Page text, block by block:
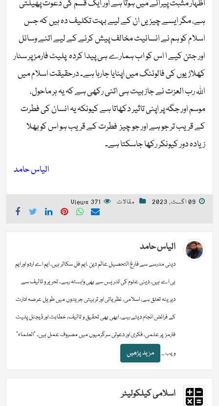
اظہار مثبت پیرائے میں ہوتا ہے اور ایک قسم کی دعوت پھیلتی
ہے، مگر ایسے چیزیں ان کے لیے بہت تکلیف دہ ہیں کہ جس
اسلام کو ہم نے انسانیت مخالف پیش کرنے کے لیے اتنے وسائل
اور جتن کیے ا اس کو اب ہمارے ہی پیدا کردہ پلیٹ فارمز پر سٹار
کھلاڑیوں کی فالوئنگ میں اپنایا جارہا ہے۔ درحقیقت اسلام میں
اللہ رب العزت نے جازبیت ہی اتنی رکھی ہے کہ یہ ہر ماحول،
موسم اور جگہ پر اپنی تاثیر دکھاتا ہے کیونکہ یہ انسان کی فطرت
کے قریب تر جو ہے اور جو چیز فطرت کے قریب ہو اس کو بھلا
زیادہ دور کیونکر رکھا جاسکتا ہے۔
الیاس حامد
09 اگست, 2023 مقالات 371 Views
الیاس حامد
دینی مدرسے سے فارغ التحصیل عالم دین ،ایم فل سکالر ہیں، ایم اے اردو اور ایم
بی اے ہیں، دینی علوم کی تدریس سے بھی وابستہ رہے۔ تحریر و تالیف سے
دیرینہ تعلق ہے، اسلامی، نظریاتی اور تربیتی جریدوں میں طویل عرصہ ادارت
کے فرائض انجام دیتے رہے، ابھی بھی تحقیق و تالیف، خطابت اور ڈیجٹل پلیٹ
فارمز پر علمی، فکری اور دعوتی سرگرمیوں میں مصروف عمل ہیں۔ "العلماء"
ویب ...
مزید پڑھیں
اسلامی کیلکولیٹر